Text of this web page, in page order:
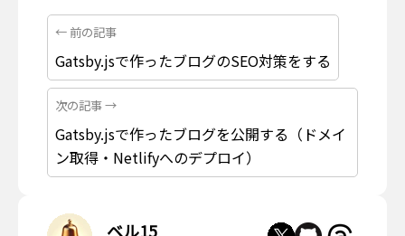
← 前の記事
Gatsby.jsで作ったブログのSEO対策をする
次の記事 →
Gatsby.jsで作ったブログを公開する（ドメイ
ン取得・Netlifyへのデプロイ）
ベル15